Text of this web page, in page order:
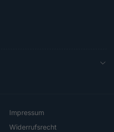
Impressum
Widerrufsrecht